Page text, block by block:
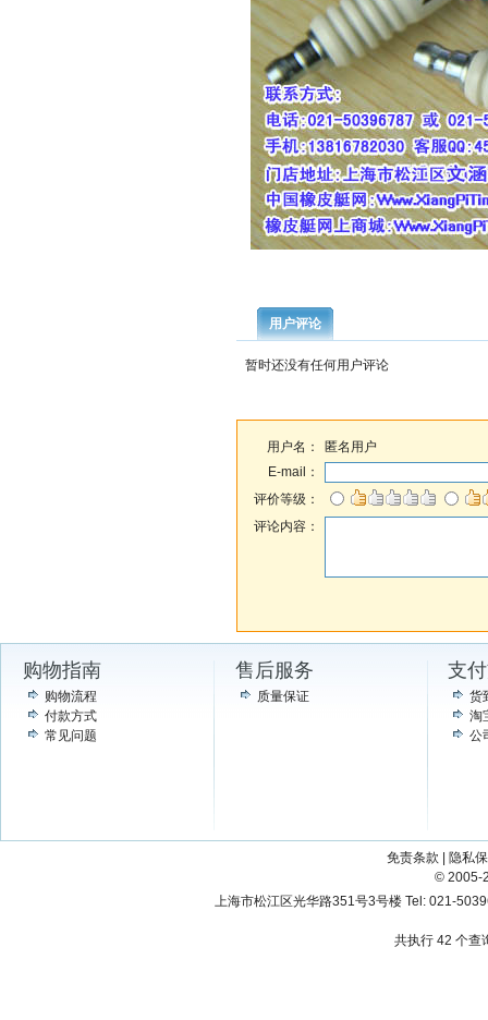
用户评论
暂时还没有任何用户评论
用户名：
匿名用户
E-mail：
评价等级：
评论内容：
购物指南
购物流程
付款方式
常见问题
售后服务
质量保证
支
货
淘
公
免责条款
隐私
© 2005-
上海市松江区光华路351号3号楼 Tel: 021-
共执行 42 个查